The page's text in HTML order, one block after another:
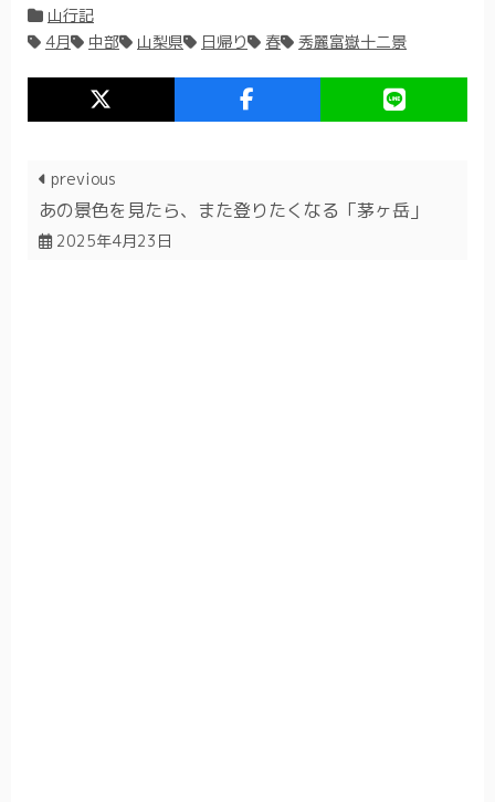
山行記
4月
中部 山梨県 日帰り 春 秀麗富嶽十二景
previous
あの景色を見たら、また登りたくなる「茅ヶ岳」
2025年4月23日